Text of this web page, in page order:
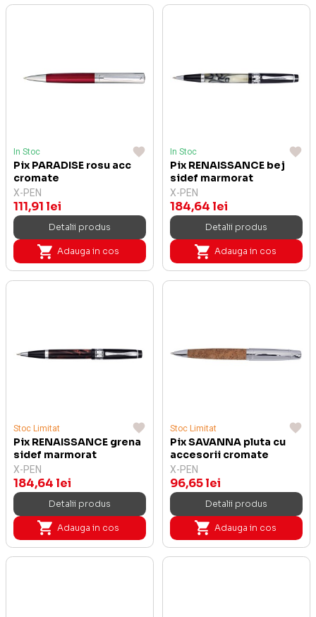
In Stoc
Pix PARADISE rosu acc
cromate
X-PEN
111,91 lei
Detalii produs
Adauga in cos
In Stoc
Pix RENAISSANCE bej
sidef marmorat
X-PEN
184,64 lei
Detalii produs
Adauga in cos
Stoc Limitat
Pix RENAISSANCE grena
sidef marmorat
X-PEN
184,64 lei
Detalii produs
Adauga in cos
Stoc Limitat
Pix SAVANNA pluta cu
accesorii cromate
X-PEN
96,65 lei
Detalii produs
Adauga in cos